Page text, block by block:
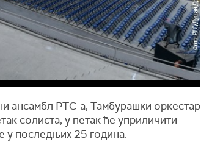
ансамбл РТС-а, Тамбурашки оркестар
солиста, у петак ће уприличити
у последњих 25 година.